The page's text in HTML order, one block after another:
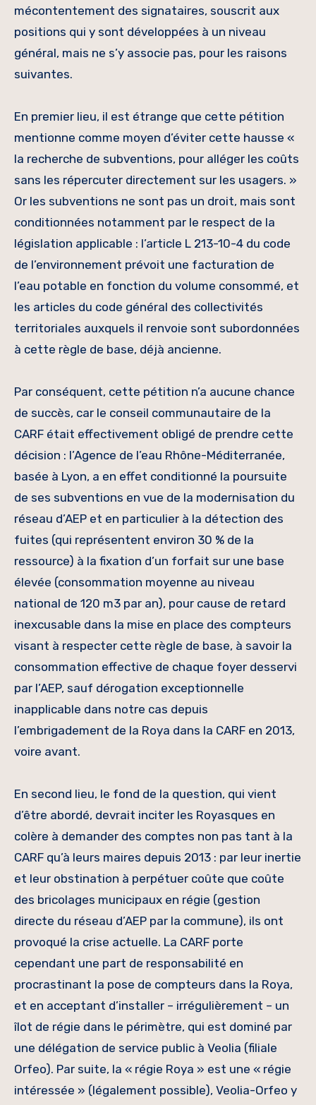
mécontentement des signataires, souscrit aux
positions qui y sont développées à un niveau
général, mais ne s’y associe pas, pour les raisons
suivantes.
En premier lieu, il est étrange que cette pétition
mentionne comme moyen d’éviter cette hausse «
la recherche de subventions, pour alléger les coûts
sans les répercuter directement sur les usagers. »
Or les subventions ne sont pas un droit, mais sont
conditionnées notamment par le respect de la
législation applicable : l’article L 213-10-4 du code
de l’environnement prévoit une facturation de
l’eau potable en fonction du volume consommé, et
les articles du code général des collectivités
territoriales auxquels il renvoie sont subordonnées
à cette règle de base, déjà ancienne.
Par conséquent, cette pétition n’a aucune chance
de succès, car le conseil communautaire de la
CARF était effectivement obligé de prendre cette
décision : l’Agence de l’eau Rhône-Méditerranée,
basée à Lyon, a en effet conditionné la poursuite
de ses subventions en vue de la modernisation du
réseau d’AEP et en particulier à la détection des
fuites (qui représentent environ 30 % de la
ressource) à la fixation d’un forfait sur une base
élevée (consommation moyenne au niveau
national de 120 m3 par an), pour cause de retard
inexcusable dans la mise en place des compteurs
visant à respecter cette règle de base, à savoir la
consommation effective de chaque foyer desservi
par l’AEP, sauf dérogation exceptionnelle
inapplicable dans notre cas depuis
l’embrigadement de la Roya dans la CARF en 2013,
voire avant.
En second lieu, le fond de la question, qui vient
d’être abordé, devrait inciter les Royasques en
colère à demander des comptes non pas tant à la
CARF qu’à leurs maires depuis 2013 : par leur inertie
et leur obstination à perpétuer coûte que coûte
des bricolages municipaux en régie (gestion
directe du réseau d’AEP par la commune), ils ont
provoqué la crise actuelle. La CARF porte
cependant une part de responsabilité en
procrastinant la pose de compteurs dans la Roya,
et en acceptant d’installer – irrégulièrement – un
îlot de régie dans le périmètre, qui est dominé par
une délégation de service public à Veolia (filiale
Orfeo). Par suite, la « régie Roya » est une « régie
intéressée » (légalement possible), Veolia-Orfeo y